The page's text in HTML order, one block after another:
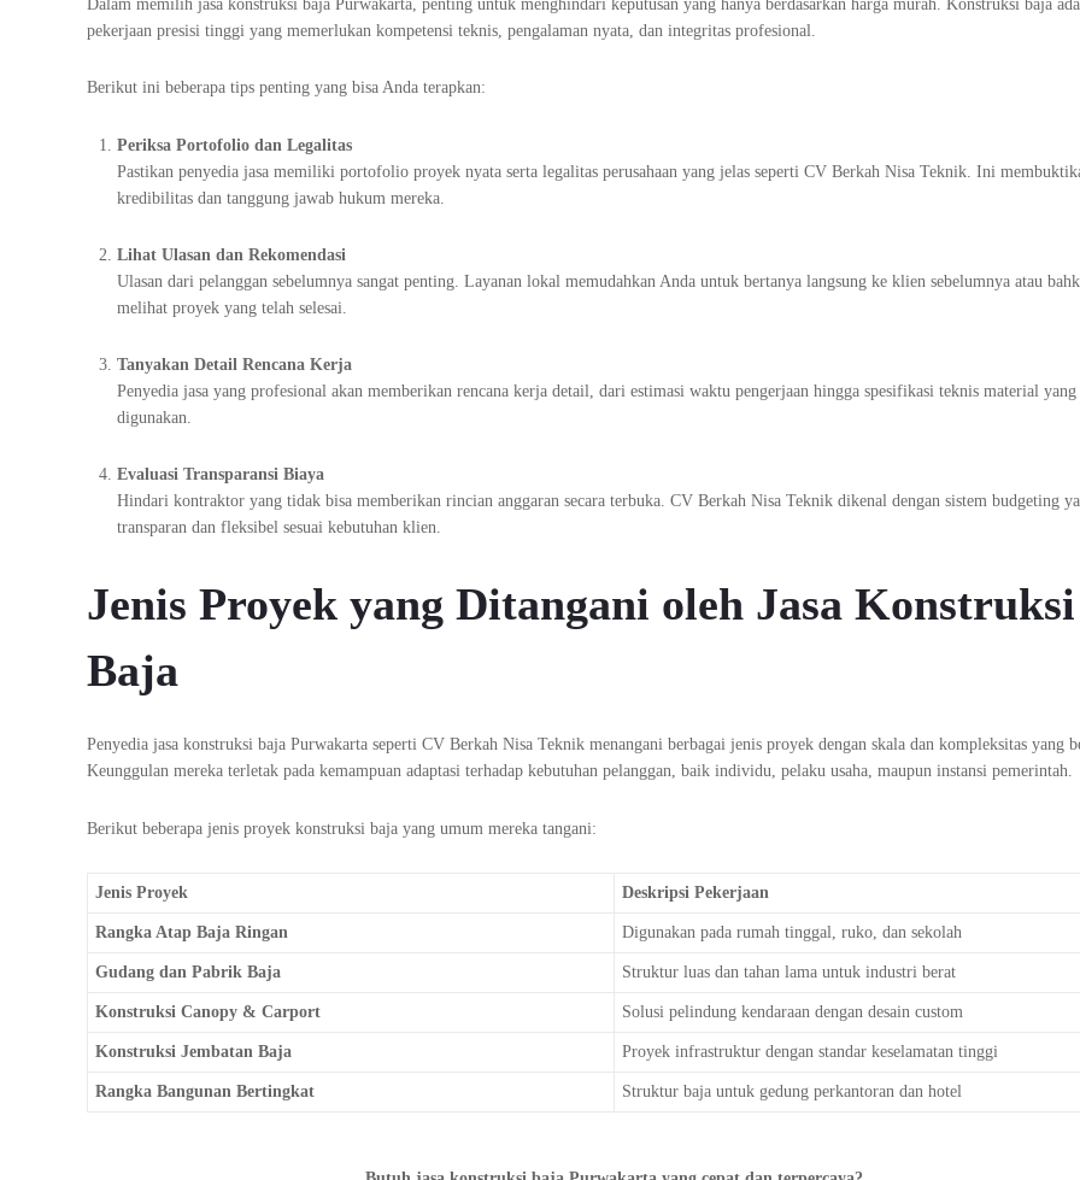
Dalam memilih jasa konstruksi baja Purwakarta, penting untuk menghindari keputusan yang hanya berdasarkan harga murah. Konstruksi baja
pekerjaan presisi tinggi yang memerlukan kompetensi teknis, pengalaman nyata, dan integritas profesional.
Berikut ini beberapa tips penting yang bisa Anda terapkan:
Periksa Portofolio dan Legalitas
Pastikan penyedia jasa memiliki portofolio proyek nyata serta legalitas perusahaan yang jelas seperti CV Berkah Nisa Teknik. Ini
kredibilitas dan tanggung jawab hukum mereka.
Lihat Ulasan dan Rekomendasi
Ulasan dari pelanggan sebelumnya sangat penting. Layanan lokal memudahkan Anda untuk bertanya langsung ke klien sebelumnya atau
melihat proyek yang telah selesai.
Tanyakan Detail Rencana Kerja
Penyedia jasa yang profesional akan memberikan rencana kerja detail, dari estimasi waktu pengerjaan hingga spesifikasi teknis material yang
digunakan.
Evaluasi Transparansi Biaya
Hindari kontraktor yang tidak bisa memberikan rincian anggaran secara terbuka. CV Berkah Nisa Teknik dikenal dengan sistem budgeting
transparan dan fleksibel sesuai kebutuhan klien.
Jenis Proyek yang Ditangani oleh Jasa Konstruksi
Baja
Penyedia jasa konstruksi baja Purwakarta seperti CV Berkah Nisa Teknik menangani berbagai jenis proyek dengan skala dan kompleksitas yang
Keunggulan mereka terletak pada kemampuan adaptasi terhadap kebutuhan pelanggan, baik individu, pelaku usaha, maupun instansi pemerintah.
Berikut beberapa jenis proyek konstruksi baja yang umum mereka tangani:
Jenis Proyek Deskripsi Pekerjaan
Rangka Atap Baja Ringan Digunakan pada rumah tinggal, ruko, dan sekolah
Gudang dan Pabrik Baja Struktur luas dan tahan lama untuk industri berat
Konstruksi Canopy & Carport Solusi pelindung kendaraan dengan desain custom
Konstruksi Jembatan Baja Proyek infrastruktur dengan standar keselamatan tinggi
Rangka Bangunan Bertingkat Struktur baja untuk gedung perkantoran dan hotel